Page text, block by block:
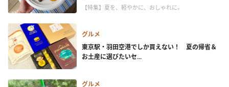
【特集】夏を、軽やかに、おしゃれに。
グルメ
東京駅・羽田空港でしか買えない！ 夏の帰省＆
お土産に選びたいセ...
グルメ